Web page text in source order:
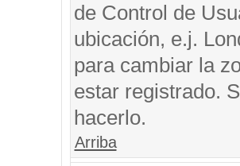
de Control de
ubicación, e.j.
para cambiar la
estar registrado.
hacerlo.
Arriba